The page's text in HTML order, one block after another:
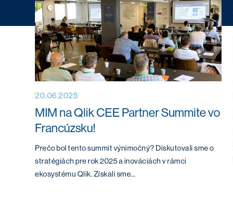
20.06.2025
MIM na Qlik CEE Partner Summite vo
Francúzsku!
Prečo bol tento summit výnimočný? Diskutovali sme o
stratégiách pre rok 2025 a inováciách v rámci
ekosystému Qlik. Získali sme…